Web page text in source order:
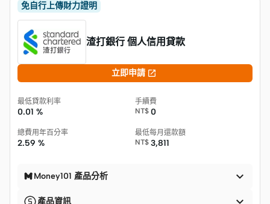
免自行上傳財力證明
渣打銀行 個人信用貸款
立即申請 
最低貸款利率
0.01 %
手續費
NT$ 0
總費用年百分率
2.59 %
最低每月還款額
NT$ 3,811
Money101 產品分析 
產品資訊